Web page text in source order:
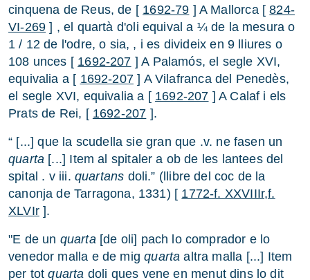
cinquena de Reus, de [ 1692-79 ] A Mallorca [824-
VI-269 ] , el quartà d'oli equival a ¼ de la mesura o
1 / 12 de l'odre, o sia, , i es divideix en 9 lliures o
108 unces [ 1692-207 ] A Palamós, el segle XVI,
equivalia a [ 1692-207] A Vilafranca del Penedès,
el segle XVI, equivalia a [ 1692-207 ] A Calaf i els
Prats de Rei, [ 1692-207 ].
“ [...] que la scudella sie gran que .v. ne fasen un
quarta [...] Item al spitaler a ob de les lantees del
spital . v iii. quartans doli.” (llibre del coc de la
canonja de Tarragona, 1331) [ 1772-f. XXVIIIr,f.
XLVIr].
"E de un quarta[de oli] pach lo comprador e lo
venedor malla e de migquarta altra malla [...] Item
per totquarta doli ques vene en menut dins lo dit